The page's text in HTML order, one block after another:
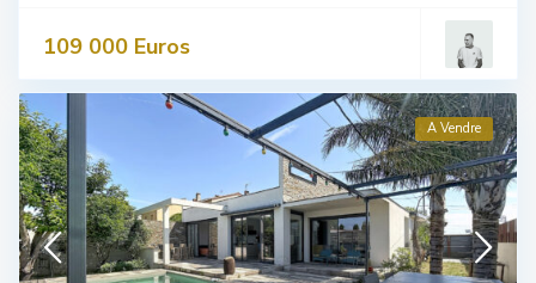
109 000 Euros
A Vendre